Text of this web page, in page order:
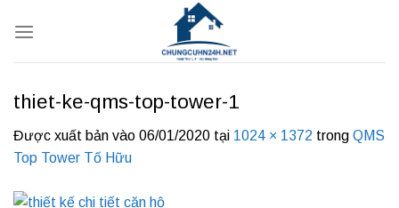
qua
thiet-ke-qms-top-tower-1
Được xuất bản vào 06/01/2020 tại 1024 × 1372 trong QMS
Top Tower Tố Hữu